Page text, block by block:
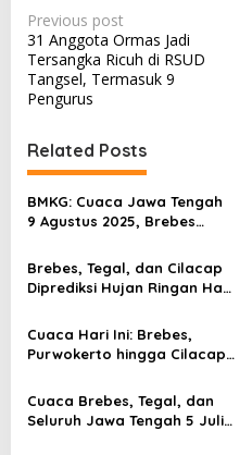
P
o
s
t
n
a
v
i
g
a
t
i
n
Previous post
31 Anggota Ormas Jadi
Tersangka Ricuh di RSUD
Tangsel, Termasuk 9
Pengurus
Related Posts
BMKG: Cuaca Jawa Tengah
9 Agustus 2025, Brebes
Ringan Disertai Berawan
Brebes, Tegal, dan Cilacap
Diprediksi Hujan Ringan Hari
Tinggi di Laut Selatan
Cuaca Hari Ini: Brebes,
Purwokerto hingga Cilacap
Selatan Capai 4 Meter
Cuaca Brebes, Tegal, dan
Seluruh Jawa Tengah 5 Juli